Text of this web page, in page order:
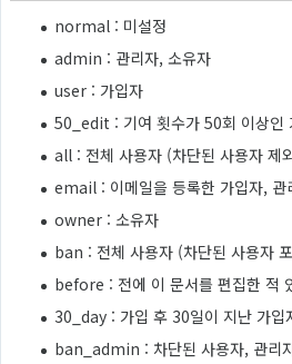
normal : 미설정
admin : 관리자, 소유자
user : 가입자
50_edit : 기여 횟수가 50회 이상인
all : 전체 사용자 (차단된 사용자 제
email : 이메일을 등록한 가입자, 관
owner : 소유자
ban : 전체 사용자 (차단된 사용자
before : 전에 이 문서를 편집한 적
30_day : 가입 후 30일이 지난 가입
ban_admin : 차단된 사용자, 관리